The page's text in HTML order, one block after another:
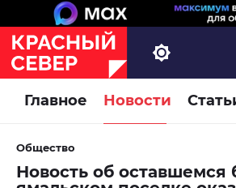
Главное Новости
Общество
Новость об оставшемся